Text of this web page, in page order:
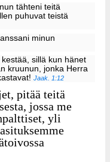
tähteni teitä
puhuvat teistä
minun
sillä kun hänet
kruunun, jonka Herra
Jaak. 1:12
pitää teitä
jossa me
yli